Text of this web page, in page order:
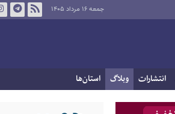
جمعه ۱۶ مرداد ۱۴۰۵
انتشارات وبلاگ استان‌ها